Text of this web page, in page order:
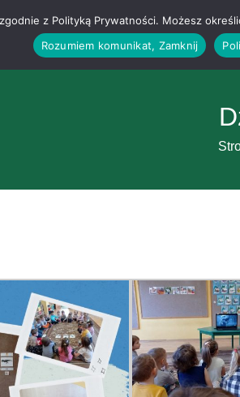
z Polityką Prywatności. Możesz
Rozumiem komunikat, Zamknij